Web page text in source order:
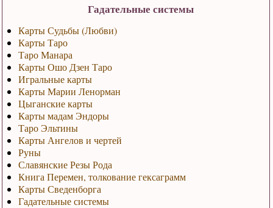
Гадательные системы
Карты Судьбы (Любви)
Карты Таро
Таро Манара
Карты Ошо Дзен Таро
Игральные карты
Карты Марии Ленорман
Цыганские карты
Карты мадам Эндоры
Таро Эльтины
Карты Ангелов и чертей
Руны
Славянские Резы Рода
Книга Перемен, толкование гексаграмм
Карты Сведенборга
Гадательные системы